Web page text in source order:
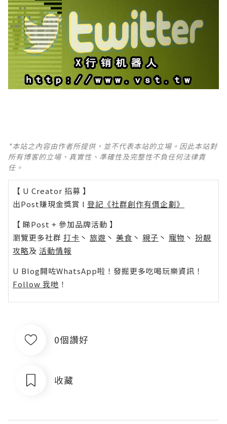
*本站之內容由作者所提供，並不代表本站的立場。因此本站對
所有博客的立場、真實性、準確性及完整性不負任何法律責
任。
【 U Creator 招募 】
出Post賺現金獎賞 l 登記《社群創作有價企劃》
【 睇Post + 參加品牌活動 】
瀏覽更多社群 打卡 丶 旅遊 丶 美食 丶 親子 丶 寵物 丶 扮靚
攻略及 活動情報
U Blog開咗WhatsApp啦！發掘更多吃喝玩樂資訊！
Follow 我哋 ！
0個讚好
收藏